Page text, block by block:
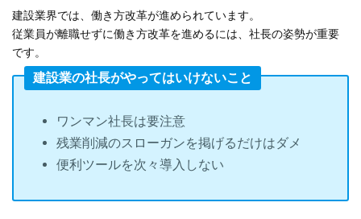
建設業界では、働き方改革が進められています。
従業員が離職せずに働き方改革を進めるには、社長の姿勢が重要
です。
建設業の社長がやってはいけないこと
ワンマン社長は要注意
残業削減のスローガンを掲げるだけはダメ
便利ツールを次々導入しない